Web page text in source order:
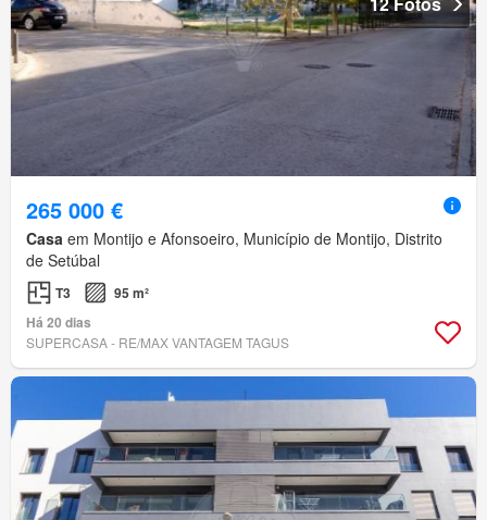
265 000 €
Casa em Montijo e Afonsoeiro, Município de Montijo, Distrito
de Setúbal
T3
95 m²
Há 20 dias
SUPERCASA - RE/MAX VANTAGEM TAGUS